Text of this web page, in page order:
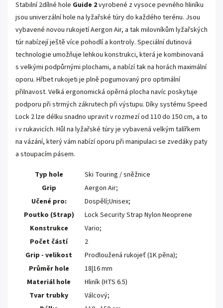
Stabilní 2dílné hole Guide 2vyrobené z vysoce pevného hliníku
jsou univerzální hole na lyžařské túry do každého terénu. Jsou
vybavené novou rukojetí Aergon Air, a tak milovníkům lyžařských
túr nabízejí ještě více pohodlí a kontroly. Speciální dutinová
technologie umožňuje lehkou konstrukci, která je kombinovaná
s velkými podpůrnými plochami, a nabízí tak na horách maximální
oporu. Hřbet rukojeti je plně pogumovaný pro optimální
přilnavost. Velká ergonomická opěrná plocha navíc poskytuje
podporu při strmých zákrutech při výstupu. Díky systému Speed
Lock 2 lze délku snadno upravit v rozmezí od 110 do 150 cm, a to
i v rukavicích. Hůl na lyžařské túry je vybavená velkým talířkem
na vázání, který vám nabízí oporu při manipulaci se zvedáky paty
a stoupacím pásem.
Typ hole
Ski Touring / sněžnice
Grip
Aergon Air;
Učené pro:
Dospělí;Unisex;
Poutko (Strap)
Lock Security Strap Nylon Neoprene
Konstrukce
Vario;
Počet částí
2
Grip - velikost
Prodloužená rukojeť (1K pěna);
Průměr hole
18|16 mm
Materiál hole
Hliník (HTS 6.5)
Tvar trubky
Válcový;